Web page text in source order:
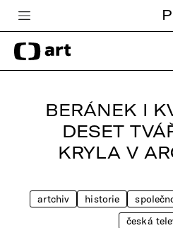
Česká televize
Zpravodajství
TV program
edu
BERÁNEK I
DESET
KRYLA V
artchiv historie
česká